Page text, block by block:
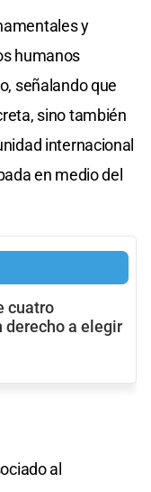
y
humanos
señalando que
sino también
internacional
en medio del
cuatro
derecho a elegir
al